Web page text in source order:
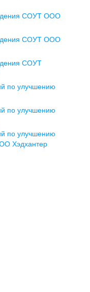
СОУТ ООО
СОУТ ООО
СОУТ
по улучшению
по улучшению
по улучшению
Хэдхантер